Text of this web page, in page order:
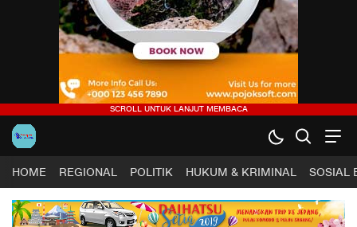
HOME REGIONAL POLITIK HUKUM & KRIMINAL SOSIAL